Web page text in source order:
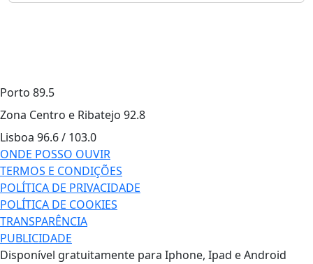
Porto 89.5
Zona Centro e Ribatejo 92.8
Lisboa 96.6 / 103.0
ONDE POSSO OUVIR
TERMOS E CONDIÇÕES
POLÍTICA DE PRIVACIDADE
POLÍTICA DE COOKIES
TRANSPARÊNCIA
PUBLICIDADE
Disponível gratuitamente para Iphone, Ipad e Android